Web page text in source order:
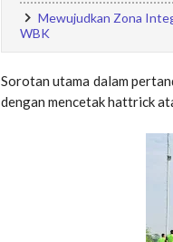
Mewujudkan Zona
WBK
Sorotan utama dalam
dengan mencetak hattrick